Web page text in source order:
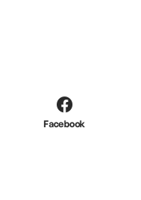
Facebook